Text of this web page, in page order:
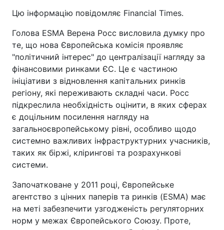
Цю інформацію повідомляє Financial Times.
Голова ESMA Верена Росс висловила думку про
те, що нова Європейська комісія проявляє
"політичний інтерес" до централізації нагляду за
фінансовими ринками ЄС. Це є частиною
ініціативи з відновлення капітальних ринків
регіону, які переживають складні часи. Росс
підкреслила необхідність оцінити, в яких сферах
є доцільним посилення нагляду на
загальноєвропейському рівні, особливо щодо
системно важливих інфраструктурних учасників,
таких як біржі, клірингові та розрахункові
системи.
Започатковане у 2011 році, Європейське
агентство з цінних паперів та ринків (ESMA) має
на меті забезпечити узгодженість регуляторних
норм у межах Європейського Союзу. Проте,